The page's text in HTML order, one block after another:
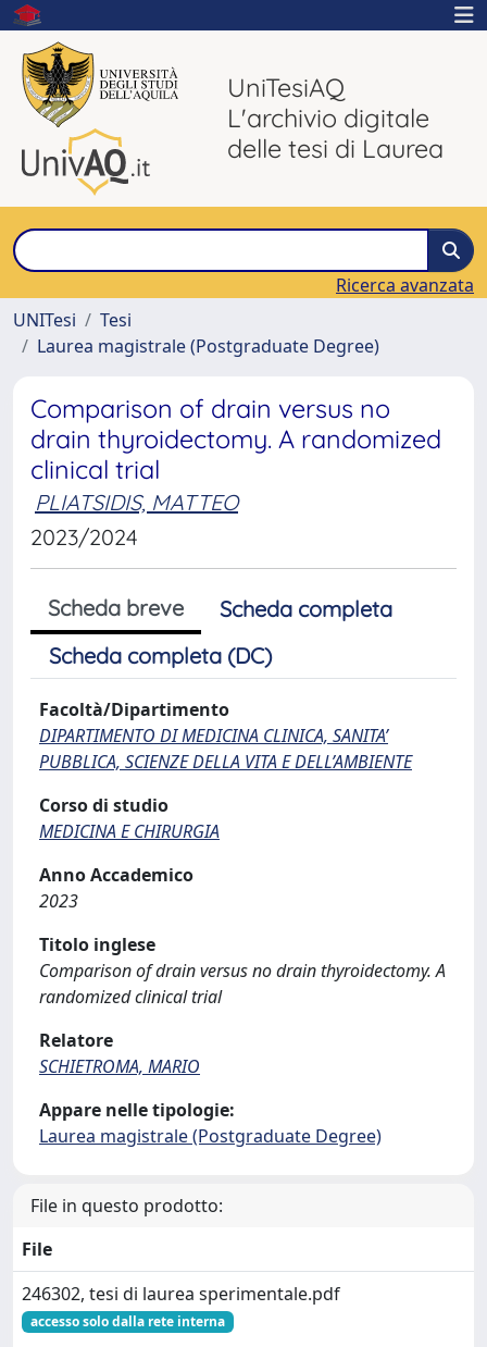
UniTesiAQ
L'archivio digitale
delle tesi di Laurea
Ricerca avanzata
UNITesi
Tesi
Laurea magistrale (Postgraduate Degree)
Comparison of drain versus no
drain thyroidectomy. A randomized
clinical trial
PLIATSIDIS, MATTEO
2023/2024
Scheda breve
Scheda completa
Scheda completa (DC)
Facoltà/Dipartimento
DIPARTIMENTO DI MEDICINA CLINICA, SANITA’
PUBBLICA, SCIENZE DELLA VITA E DELL’AMBIENTE
Corso di studio
MEDICINA E CHIRURGIA
Anno Accademico
2023
Titolo inglese
Comparison of drain versus no drain thyroidectomy. A
randomized clinical trial
Relatore
SCHIETROMA, MARIO
Appare nelle tipologie:
Laurea magistrale (Postgraduate Degree)
File in questo prodotto:
File
246302, tesi di laurea sperimentale.pdf
accesso solo dalla rete interna